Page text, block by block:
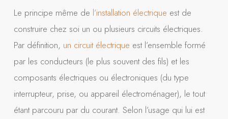
Le principe même de l’installation électrique est de
construire chez soi un ou plusieurs circuits électriques.
Par définition, un circuit électrique est l’ensemble formé
par les conducteurs (le plus souvent des fils) et les
composants électriques ou électroniques (du type
interrupteur, prise, ou appareil électroménager), le tout
étant parcouru par du courant. Selon l’usage qui lui est